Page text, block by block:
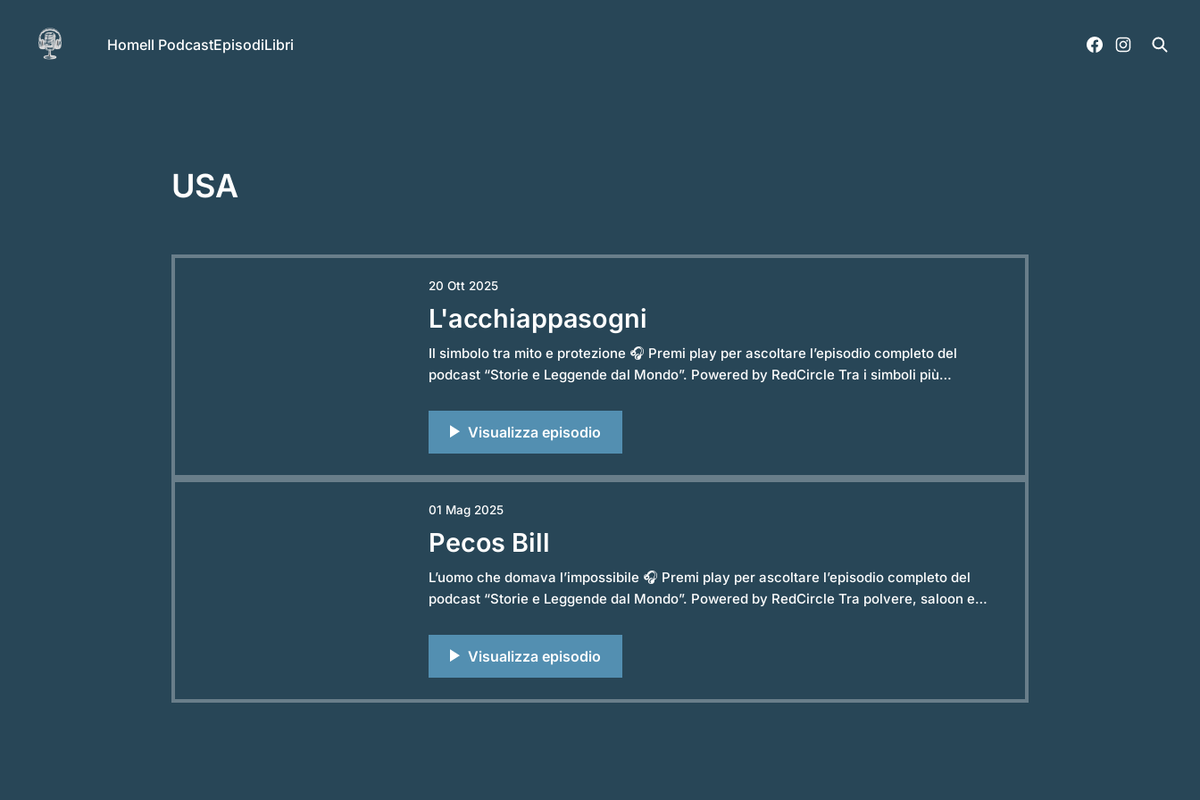
HomeIl PodcastEpisodiLibri
USA
L'acchiappasogni
Il simbolo tra mito e protezione 🎧 Premi play per ascoltare l’episodio completo del
podcast “Storie e Leggende dal Mondo”. Powered by RedCircle Tra i simboli più
20 Ott 2025
Pecos Bill
L’uomo che domava l’impossibile 🎧 Premi play per ascoltare l’episodio completo del
podcast “Storie e Leggende dal Mondo”. Powered by RedCircle Tra polvere, saloon e
01 Mag 2025